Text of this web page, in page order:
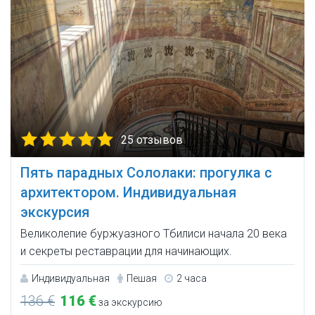
25 отзывов
Пять парадных Сололаки: прогулка с
архитектором. Индивидуальная
экскурсия
Великолепие буржуазного Тбилиси начала 20 века
и секреты реставрации для начинающих.
Индивидуальная Пешая 2 часа
136 € 116 €за экскурсию